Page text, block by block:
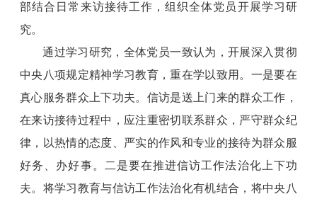
部结合日常来访接待工作，组织全体党员开展学习研
究。
通过学习研究，全体党员一致认为，开展深入贯彻
中央八项规定精神学习教育，重在学以致用。一是要在
真心服务群众上下功夫。信访是送上门来的群众工作，
在来访接待过程中，应注重密切联系群众，严守群众纪
律，以热情的态度、严实的作风和专业的接待为群众服
好务、办好事。二是要在推进信访工作法治化上下功
夫。将学习教育与信访工作法治化有机结合，将中央八